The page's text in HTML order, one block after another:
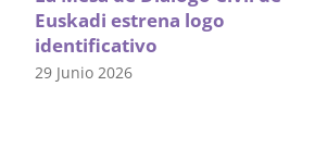
Euskadi estrena logo
identificativo
29 Junio 2026